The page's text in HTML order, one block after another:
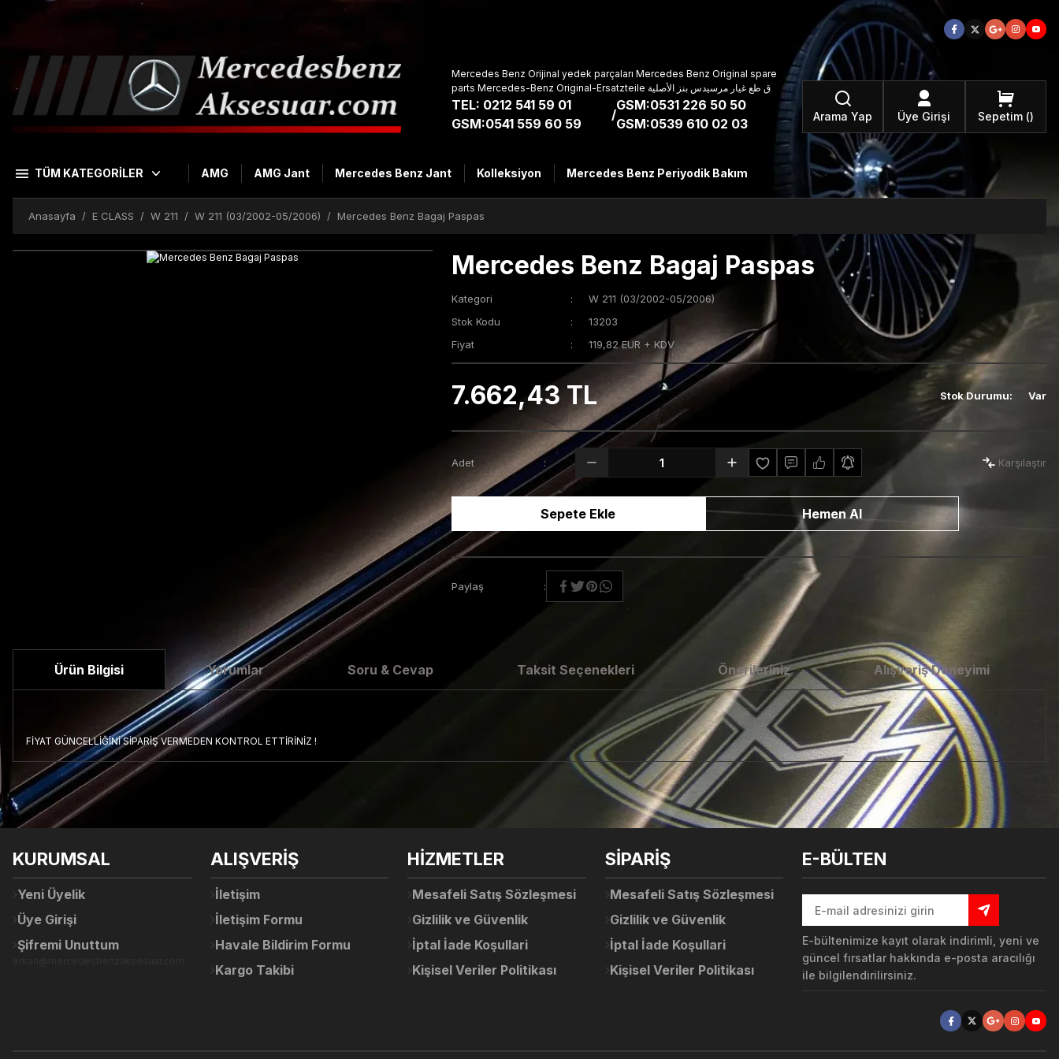
Mercedes Benz Orijinal yedek parçaları Mercedes Benz Original spare
parts Mercedes-Benz Original-Ersatzteile ق طع غيار مرسيدس بنز الأصلية
TEL: 0212 541 59 01
GSM:0541 559 60 59
/
GSM:0531 226 50 50
GSM:0539 610 02 03
Arama Yap Üye Girişi Sepetim
TÜM KATEGORİLER AMG AMG Jant Mercedes Benz Jant Kolleksiyon Mercedes Benz Periyodik Bakım
Anasayfa E CLASS W 211 W 211 (03/2002-05/2006) Mercedes Benz Bagaj Paspas
Mercedes Benz Bagaj Paspas
Kategori
W 211 (03/2002-05/2006)
Stok Kodu
13203
Fiyat
119,82 EUR + KDV
7.662,43 TL Stok Durumu: Var
Adet Karşılaştır
Sepete Ekle Hemen Al
Paylaş
Ürün Bilgisi Yorumlar Soru & Cevap Taksit Seçenekleri Önerileriniz Alışveriş Deneyimi
FİYAT GÜNCELLİĞİNİ SİPARİŞ VERMEDEN KONTROL ETTİRİNİZ !
Yorum Yaz
Bu ürünün fiyat bilgisi, resim, ürün açıklamalarında ve diğer konularda yetersiz gördüğünüz noktaları öneri formunu kullanarak tarafımıza iletebilirsiniz.
Görüş ve önerileriniz için teşekkür ederiz.
Ürün açıklamasında eksik bilgiler bulunuyor.
Bu ürüne benzer farklı alternatifler olmalı.
Deneyimini Paylaş
KURUMSAL
Yeni Üyelik
Üye Girişi
Şifremi Unuttum
ALIŞVERİŞ
İletişim
İletişim Formu
Havale Bildirim Formu
Kargo Takibi
HİZMETLER
Mesafeli Satış Sözleşmesi
Gizlilik ve Güvenlik
İptal İade Koşullari
Kişisel Veriler Politikası
SİPARİŞ
Mesafeli Satış Sözleşmesi
Gizlilik ve Güvenlik
İptal İade Koşullari
Kişisel Veriler Politikası
E-BÜLTEN
E-bültenimize kayıt olarak indirimli, yeni ve
güncel fırsatlar hakkında e-posta aracılığı
ile bilgilendirilirsiniz.